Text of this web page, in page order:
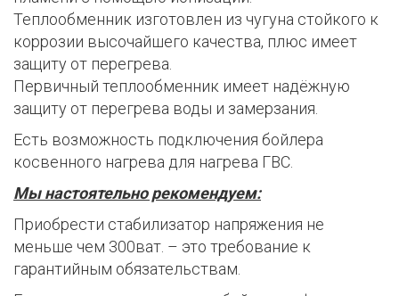
Теплообменник изготовлен из чугуна стойкого к
коррозии высочайшего качества, плюс имеет
защиту от перегрева.
Первичный теплообменник имеет надёжную
защиту от перегрева воды и замерзания.
Есть возможность подключения бойлера
косвенного нагрева для нагрева ГВС.
Мы настоятельно рекомендуем:
Приобрести стабилизатор напряжения не
меньше чем 300ват. – это требование к
гарантийным обязательствам.